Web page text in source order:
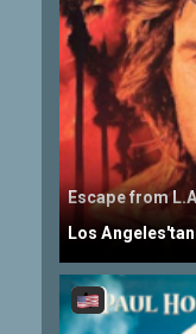
Escape from
Los Angeles'tan